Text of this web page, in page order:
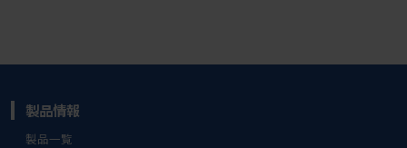
製品情報
製品一覧